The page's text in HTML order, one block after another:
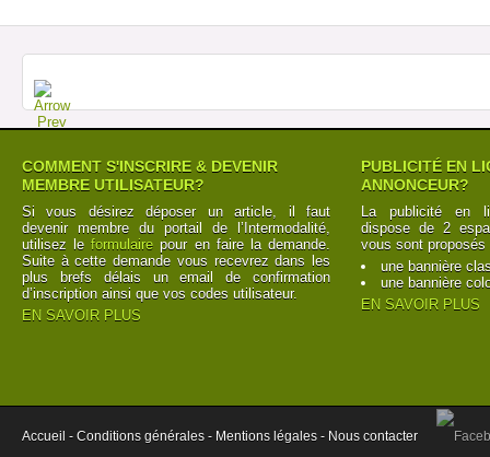
COMMENT S'INSCRIRE & DEVENIR
MEMBRE UTILISATEUR?
Si vous désirez déposer un article, il faut
devenir membre du portail de l’Intermodalité,
utilisez leformulaire pour en faire la demande.
Suite à cette demande vous recevrez dans les
plus brefs délais un email de confirmation
d’inscription ainsi que vos codes utilisateur.
EN SAVOIR PLUS
PUBLICITÉ EN
ANNONCEUR?
La publicité en
dispose de 2
vous sont proposés
une bannière
une bannière
EN SAVOIR PLUS
Accueil - Conditions générales - Mentions légales - Nous contacter